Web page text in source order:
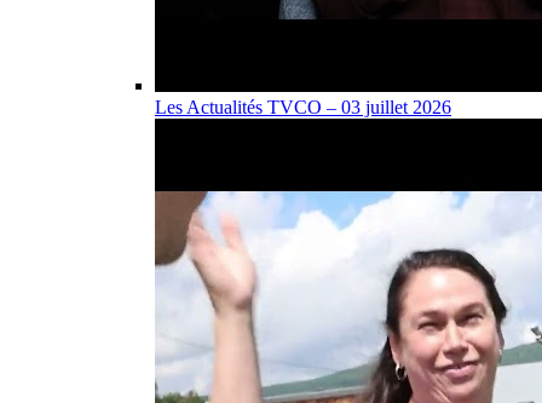
Les Actualités TVCO – 03 juillet 2026